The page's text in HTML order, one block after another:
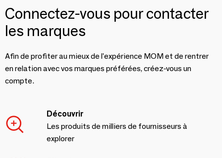
Connectez-vous pour contacter
les marques
Afin de profiter au mieux de l'expérience MOM et de rentrer
en relation avec vos marques préférées, créez-vous un
compte.
Découvrir
Les produits de milliers de fournisseurs à
explorer